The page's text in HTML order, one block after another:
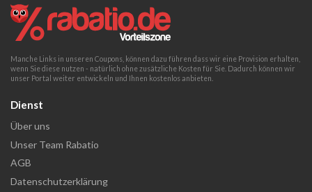
Manche Links in unseren Coupons, können dazu führen dass wir eine Provision erhalten,
wenn Sie diese nutzen - natürlich ohne zusätzliche Kosten für Sie. Dadurch können wir
unser Portal weiter entwickeln und Ihnen kostenlos anbieten.
Dienst
Über uns
Unser Team Rabatio
AGB
Datenschutzerklärung